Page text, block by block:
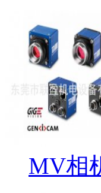
MV相